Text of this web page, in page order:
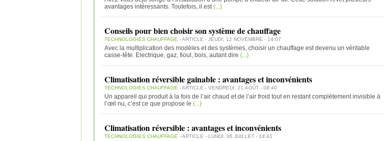
avantages intéressants. Toutefois, il est(...)
Conseils pour bien choisir son système de chauffage
TECHNOLOGIES CHAUFFAGE - ARTICLE - JEUDI, 12 NOVEMBRE - 14:07
Avec la multiplication des modèles et des systèmes, choisir un chauffage est devenu un véritable
casse-tête. Electrique, gaz, fioul, bois, autant dire (...)
Climatisation réversible gainable : avantages et inconvénients
TECHNOLOGIES CHAUFFAGE - ARTICLE - VENDREDI, 21 AOÛT - 08:40
Un appareil qui produit à la fois de l’air chaud et de l’air froid tout en restant complètement invisible à
l’œil nu, c’est ce que propose le (...)
Climatisation réversible : avantages et inconvénients
TECHNOLOGIES CHAUFFAGE - ARTICLE - LUNDI, 06 JUILLET - 14:41